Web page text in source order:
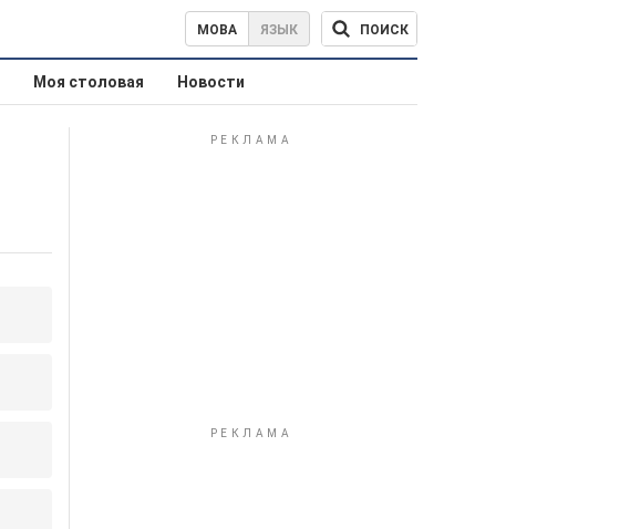
МОВА ЯЗЫК ПОИСК
Моя столовая Новости